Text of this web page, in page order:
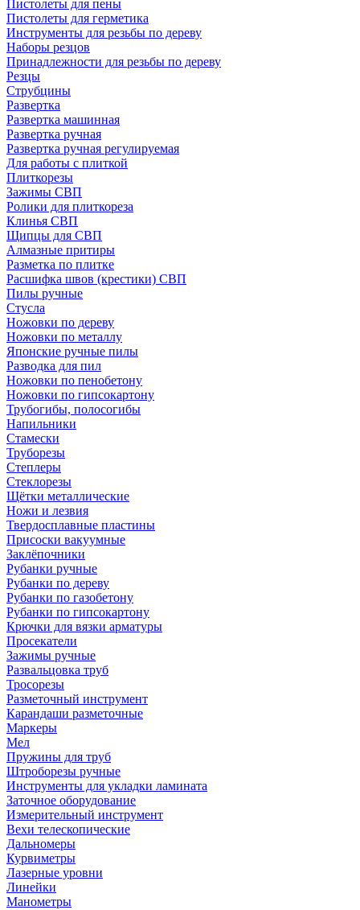
Пистолеты для пены
Пистолеты для герметика
Инструменты для резьбы по дереву
Наборы резцов
Принадлежности для резьбы по дереву
Резцы
Струбцины
Развертка
Развертка машинная
Развертка ручная
Развертка ручная регулируемая
Для работы с плиткой
Плиткорезы
Зажимы СВП
Ролики для плиткореза
Клинья СВП
Щипцы для СВП
Алмазные притиры
Разметка по плитке
Расшифка швов (крестики) СВП
Пилы ручные
Стусла
Ножовки по дереву
Ножовки по металлу
Японские ручные пилы
Разводка для пил
Ножовки по пенобетону
Ножовки по гипсокартону
Трубогибы, полосогибы
Напильники
Стамески
Труборезы
Степлеры
Стеклорезы
Щётки металлические
Ножи и лезвия
Твердосплавные пластины
Присоски вакуумные
Заклёпочники
Рубанки ручные
Рубанки по дереву
Рубанки по газобетону
Рубанки по гипсокартону
Крючки для вязки арматуры
Просекатели
Зажимы ручные
Развальцовка труб
Тросорезы
Разметочный инструмент
Карандаши разметочные
Маркеры
Мел
Пружины для труб
Штроборезы ручные
Инструменты для укладки ламината
Заточное оборудование
Измерительный инструмент
Вехи телескопические
Дальномеры
Курвиметры
Лазерные уровни
Линейки
Манометры